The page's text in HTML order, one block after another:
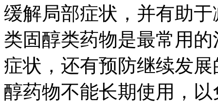
缓解局部症状，并有助
类固醇类药物是最常用
症状，还有预防继续发
醇药物不能长期使用，